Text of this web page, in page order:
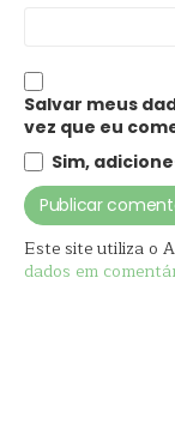
Salvar meus
vez que eu
Sim,
Este site utiliza o
dados em